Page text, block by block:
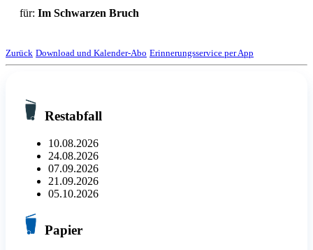
für: Im Schwarzen Bruch
Zurück Download und Kalender-Abo Erinnerungsservice per App
Restabfall
10.08.2026
24.08.2026
07.09.2026
21.09.2026
05.10.2026
Papier